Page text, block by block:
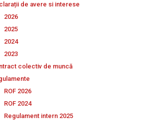
de avere si interese
2026
2025
2024
2023
colectiv de muncă
ROF 2026
ROF 2024
Regulament intern 2025